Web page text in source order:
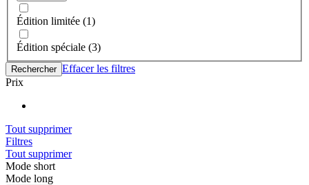
Édition limitée (1)
Édition spéciale (3)
Rechercher Effacer les filtres
Prix
Tout supprimer
Filtres
Tout supprimer
Mode short
Mode long